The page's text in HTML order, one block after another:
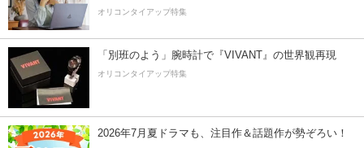
オリコンタイアップ特集
「別班のよう」腕時計で『VIVANT』の世界観再現
オリコンタイアップ特集
2026年7月夏ドラマも、注目作＆話題作が勢ぞろい！